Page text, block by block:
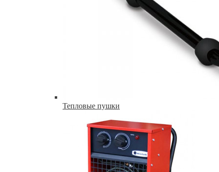
Тепловые пушки